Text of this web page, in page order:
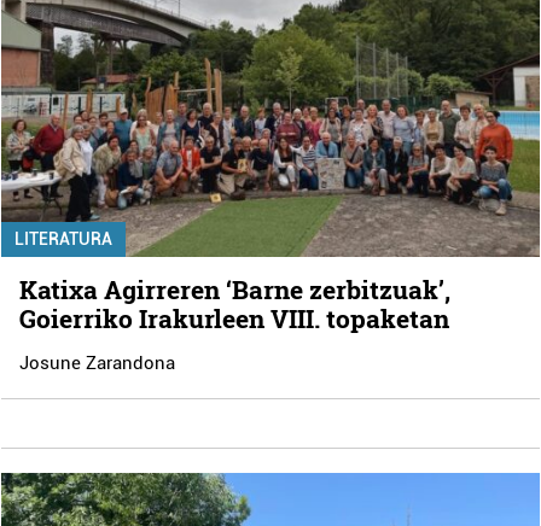
LITERATURA
Katixa Agirreren ‘Barne zerbitzuak’,
Goierriko Irakurleen VIII. topaketan
Josune Zarandona